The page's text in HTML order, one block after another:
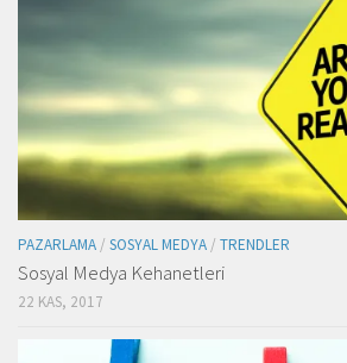
PAZARLAMA/ SOSYAL MEDYA/ TRENDLER
Sosyal Medya Kehanetleri
22 KAS, 2017